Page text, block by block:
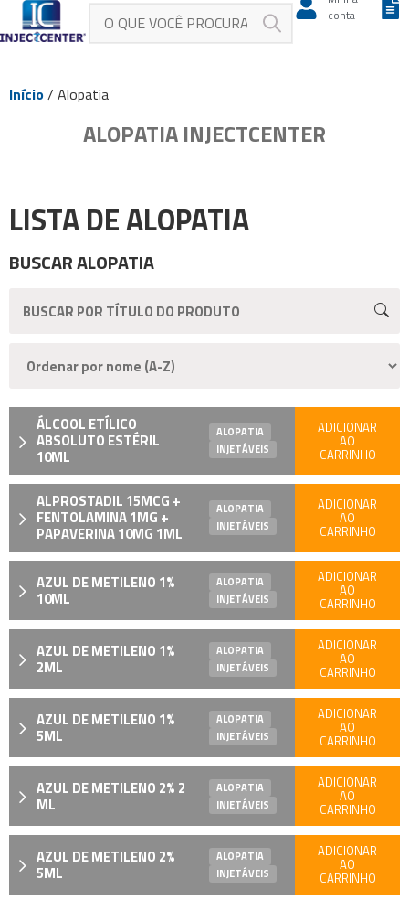
conta
Início/ Alopatia
ALOPATIA INJECTCENTER
LISTA DE ALOPATIA
BUSCAR ALOPATIA
ÁLCOOL ETÍLICO
ABSOLUTO ESTÉRIL
10ML
ALOPATIA
INJETÁVEIS
ADICIONAR
AO
CARRINHO
ALPROSTADIL 15MCG +
FENTOLAMINA 1MG +
PAPAVERINA 10MG 1ML
ALOPATIA
INJETÁVEIS
ADICIONAR
AO
CARRINHO
AZUL DE METILENO 1%
10ML
ALOPATIA
INJETÁVEIS
ADICIONAR
AO
CARRINHO
AZUL DE METILENO 1%
2ML
ALOPATIA
INJETÁVEIS
ADICIONAR
AO
CARRINHO
AZUL DE METILENO 1%
5ML
ALOPATIA
INJETÁVEIS
ADICIONAR
AO
CARRINHO
AZUL DE METILENO 2% 2
ML
ALOPATIA
INJETÁVEIS
ADICIONAR
AO
CARRINHO
AZUL DE METILENO 2%
5ML
ALOPATIA
INJETÁVEIS
ADICIONAR
AO
CARRINHO